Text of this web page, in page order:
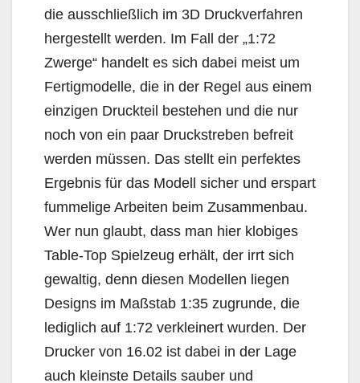
die ausschließlich im 3D Druckverfahren
hergestellt werden. Im Fall der „1:72
Zwerge“ handelt es sich dabei meist um
Fertigmodelle, die in der Regel aus einem
einzigen Druckteil bestehen und die nur
noch von ein paar Druckstreben befreit
werden müssen. Das stellt ein perfektes
Ergebnis für das Modell sicher und erspart
fummelige Arbeiten beim Zusammenbau.
Wer nun glaubt, dass man hier klobiges
Table-Top Spielzeug erhält, der irrt sich
gewaltig, denn diesen Modellen liegen
Designs im Maßstab 1:35 zugrunde, die
lediglich auf 1:72 verkleinert wurden. Der
Drucker von 16.02 ist dabei in der Lage
auch kleinste Details sauber und